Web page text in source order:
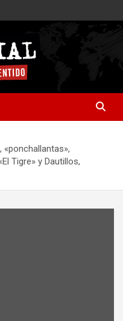
Tigre» y Dautillos,